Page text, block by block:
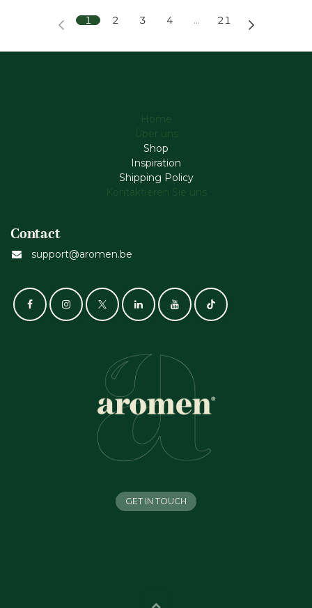
1 2 3 4 … 21
Home
Über uns
Shop
Inspiration
Shipping Policy
Kontaktieren Sie uns
Contact
support@aromen.be
GET IN TOUCH